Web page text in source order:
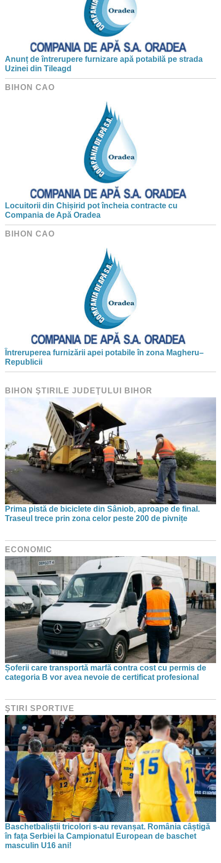
Anunț de întrerupere furnizare apă potabilă pe strada
Uzinei din Tileagd
BIHON CAO
Locuitorii din Chișirid pot încheia contracte cu
Compania de Apă Oradea
BIHON CAO
Întreruperea furnizării apei potabile în zona Magheru–
Republicii
BIHON ŞTIRILE JUDEŢULUI BIHOR
Prima pistă de biciclete din Sâniob, aproape de final.
Traseul trece prin zona celor peste 200 de pivnițe
ECONOMIC
Șoferii care transportă marfă contra cost cu permis de
categoria B vor avea nevoie de certificat profesional
ŞTIRI SPORTIVE
Baschetbaliștii tricolori s-au revanșat. România câștigă
în fața Serbiei la Campionatul European de baschet
masculin U16 ani!